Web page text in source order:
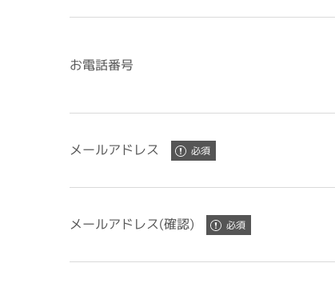
お電話番号
メールアドレス
メールアドレス(確認)